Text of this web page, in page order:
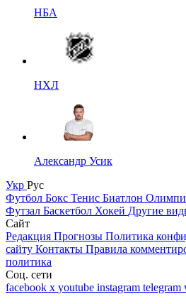
НБА
НХЛ
Александр Усик
Укр Рус
Футбол Бокс Тенис Биатлон
Футзал Баскетбол Хокей Другие
Сайт
Редакция Прогнозы Политика
сайту Контакты Правила
политика
Соц. сети
facebook x youtube instagram telegram